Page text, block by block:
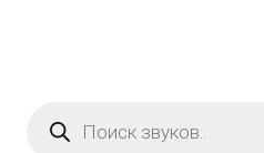
товаров